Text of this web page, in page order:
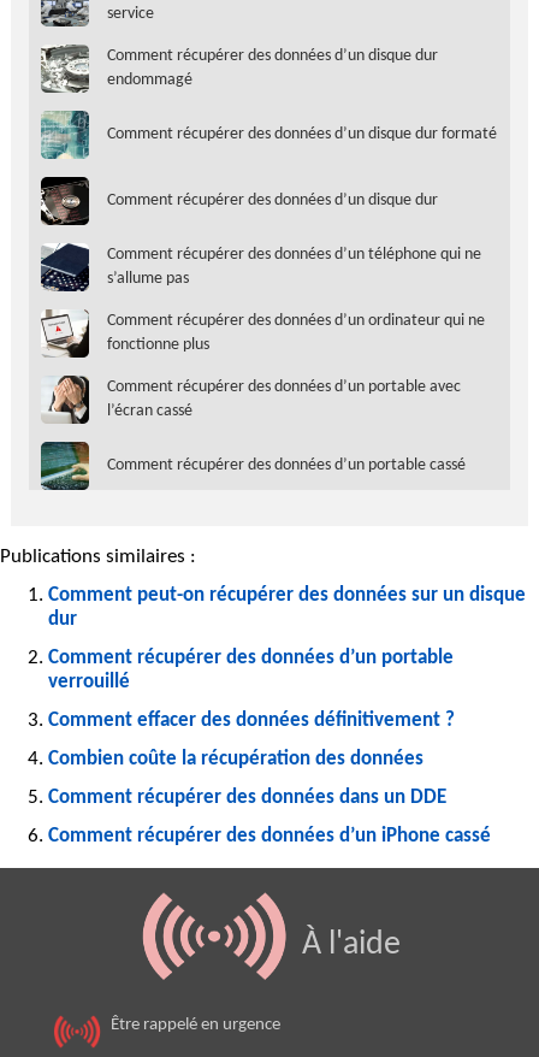
service
Comment récupérer des données d’un disque dur
endommagé
Comment récupérer des données d’un disque dur formaté
Comment récupérer des données d’un disque dur
Comment récupérer des données d’un téléphone qui ne
s’allume pas
Comment récupérer des données d’un ordinateur qui ne
fonctionne plus
Comment récupérer des données d’un portable avec
l’écran cassé
Comment récupérer des données d’un portable cassé
Publications similaires :
Comment peut-on récupérer des données sur un disque
dur
Comment récupérer des données d’un portable
verrouillé
Comment effacer des données définitivement ?
Combien coûte la récupération des données
Comment récupérer des données dans un DDE
Comment récupérer des données d’un iPhone cassé
À l'aide
Être rappelé en urgence